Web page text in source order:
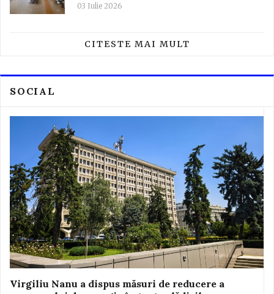
03 Iulie 2026
CITESTE MAI MULT
SOCIAL
Virgiliu Nanu a dispus măsuri de reducere a